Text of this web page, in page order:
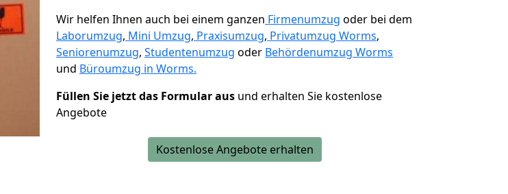
Wir helfen Ihnen auch bei einem ganzen Firmenumzug oder bei dem
Laborumzug, Mini Umzug, Praxisumzug, Privatumzug Worms,
Seniorenumzug, Studentenumzug oder Behördenumzug Worms
und Büroumzug in Worms.
Füllen Sie jetzt das Formular aus und erhalten Sie kostenlose
Angebote
Kostenlose Angebote erhalten